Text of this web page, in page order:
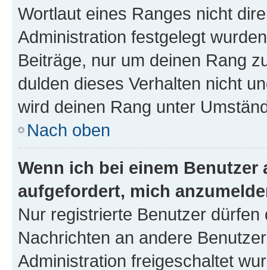
Wortlaut eines Ranges nicht
Administration festgelegt
Beiträge, nur um deinen Rang
dulden dieses Verhalten nicht
wird deinen Rang unter
Nach oben
Wenn ich bei einem
aufgefordert, mich
Nur registrierte Benutzer
Nachrichten an andere
Administration freigeschaltet